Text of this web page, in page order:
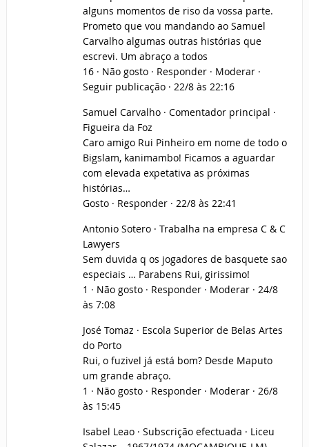
alguns momentos de riso da vossa parte.
Prometo que vou mandando ao Samuel
Carvalho algumas outras histórias que
escrevi. Um abraço a todos
16 · Não gosto · Responder · Moderar ·
Seguir publicação · 22/8 às 22:16
Samuel Carvalho · Comentador principal ·
Figueira da Foz
Caro amigo Rui Pinheiro em nome de todo o
Bigslam, kanimambo! Ficamos a aguardar
com elevada expetativa as próximas
histórias…
Gosto · Responder · 22/8 às 22:41
Antonio Sotero · Trabalha na empresa C & C
Lawyers
Sem duvida q os jogadores de basquete sao
especiais … Parabens Rui, girissimo!
1 · Não gosto · Responder · Moderar · 24/8
às 7:08
José Tomaz · Escola Superior de Belas Artes
do Porto
Rui, o fuzivel já está bom? Desde Maputo
um grande abraço.
1 · Não gosto · Responder · Moderar · 26/8
às 15:45
Isabel Leao · Subscrição efectuada · Liceu